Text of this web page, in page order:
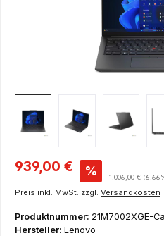
Verkaufspreis:
939,00 € % Regulärer Preis:
1.006,00 €
Preis inkl. MwSt. zzgl. Versandkosten
Produktnummer: 21M7002XGE-
Hersteller: Lenovo